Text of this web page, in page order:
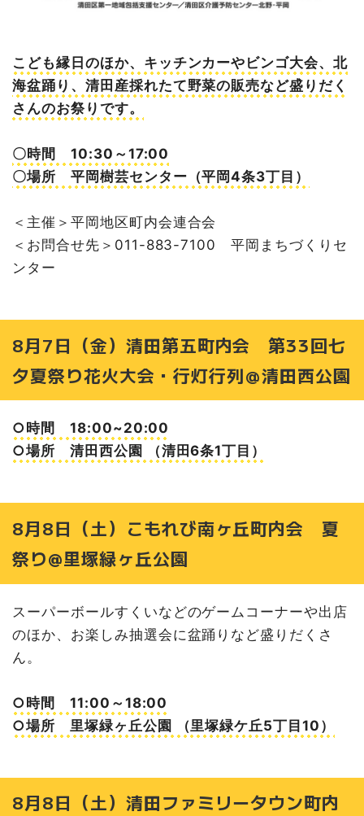
こども縁日のほか、キッチンカーやビンゴ大会、北
海盆踊り、清田産採れたて野菜の販売など盛りだく
さんのお祭りです。
〇時間 10:30～17:00
〇場所 平岡樹芸センター（平岡4条3丁目）
＜主催＞平岡地区町内会連合会
＜お問合せ先＞011-883-7100 平岡まちづくりセ
ンター
8月7日（金）清田第五町内会 第33回七
夕夏祭り花火大会・行灯行列＠清田西公園
○時間 18:00~20:00
○場所 清田西公園 （清田6条1丁目）
8月8日（土）こもれび南ヶ丘町内会 夏
祭り@里塚緑ヶ丘公園
スーパーボールすくいなどのゲームコーナーや出店
のほか、お楽しみ抽選会に盆踊りなど盛りだくさ
ん。
○時間 11:00～18:00
○場所 里塚緑ヶ丘公園 （里塚緑ケ丘5丁目10）
8月8日（土）清田ファミリータウン町内